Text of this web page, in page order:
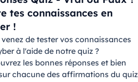
tes connaissances en
!
venez de tester vos connaissances
à l'aide de notre quiz ?
les bonnes réponses et bien
chacune des affirmations du quiz